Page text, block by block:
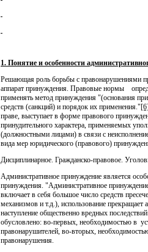
1. Понятие и особенности
Решающая роль борьбы с правонарушениями
аппарат принуждения. Правовые нормы
применять метод принуждения "(основания
средств (санкций) и порядок их применения."
праве, выступает в форме правового
принудительного характера, применяемых
(должностными лицами) в связи с
вида мер юридического (правового)
Дисциплинарное. Гражданско-правовое.
Административное принуждение является
принуждения. "Административное
включает в себя большое число средств
механизмов и т.д.), использование прекращает
наступление общественно вредных
обусловлено: во-первых, необходимостью в
правонарушителей, во-вторых,
правонарушения.